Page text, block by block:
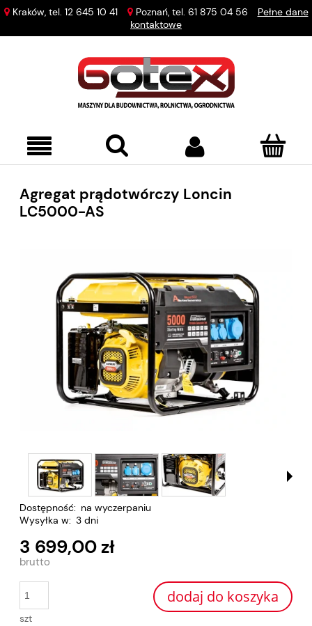
Kraków, tel. 12 645 10 41 Poznań, tel. 61 875 04 56
Pełne dane
kontaktowe
Agregat prądotwórczy Loncin
LC5000-AS
Dostępność: na wyczerpaniu
Wysyłka w: 3 dni
3 699,00 zł
szt
dodaj do koszyka